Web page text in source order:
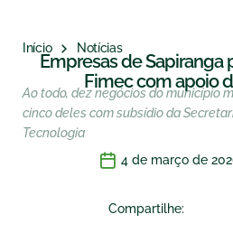
Início Notícias
Empresas de Sapiranga
Fimec com apoio
Ao todo, dez negócios do município
cinco deles com subsídio da
Tecnologia
4 de março de
Compartilhe: